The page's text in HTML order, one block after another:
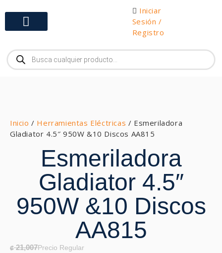
Iniciar
Sesión /
Registro
Inicio / Herramientas Eléctricas / Esmeriladora
Gladiator 4.5″ 950W &10 Discos AA815
Esmeriladora
Gladiator 4.5″
950W &10 Discos
AA815
₡21,007